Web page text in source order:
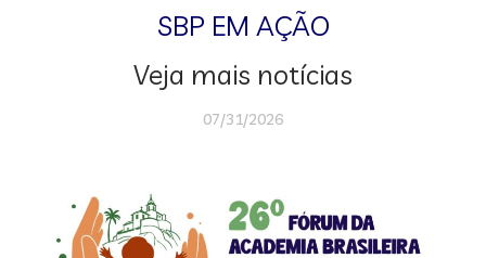
SBP EM AÇÃO
Veja mais notícias
07/31/2026